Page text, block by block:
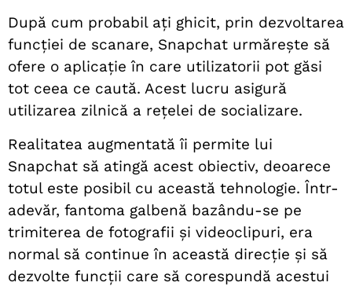
După cum probabil ați ghicit, prin dezvoltarea
funcției de scanare, Snapchat urmărește să
ofere o aplicație în care utilizatorii pot găsi
tot ceea ce caută. Acest lucru asigură
utilizarea zilnică a rețelei de socializare.
Realitatea augmentată îi permite lui
Snapchat să atingă acest obiectiv, deoarece
totul este posibil cu această tehnologie. Într-
adevăr, fantoma galbenă bazându-se pe
trimiterea de fotografii și videoclipuri, era
normal să continue în această direcție și să
dezvolte funcții care să corespundă acestui